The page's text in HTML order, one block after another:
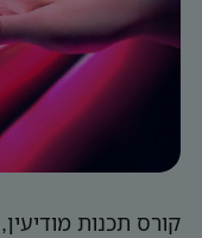
קורס תכנות